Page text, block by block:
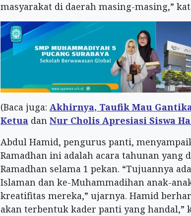
masyarakat di daerah masing-masing,”
(Baca juga: Akhirnya, Taufik Mau
Ketua dan Nur Cholis Apresiasi Siswa
Abdul Hamid, pengurus panti,
Ramadhan ini adalah acara tahunan yang
Ramadhan selama 1 pekan. “Tujuannya
Islaman dan ke-Muhammadihan anak-
kreatifitas mereka,” ujarnya. Hamid
akan terbentuk kader panti yang handal,”